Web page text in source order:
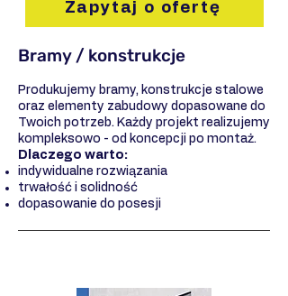
Zapytaj o ofertę
Bramy / konstrukcje
Produkujemy bramy, konstrukcje stalowe
oraz elementy zabudowy dopasowane do
Twoich potrzeb. Każdy projekt realizujemy
kompleksowo - od koncepcji po montaż.
Dlaczego warto:
indywidualne rozwiązania
trwałość i solidność
dopasowanie do posesji